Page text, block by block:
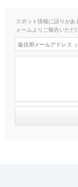
スポット情報に誤りが
ォームよりご報告いただ